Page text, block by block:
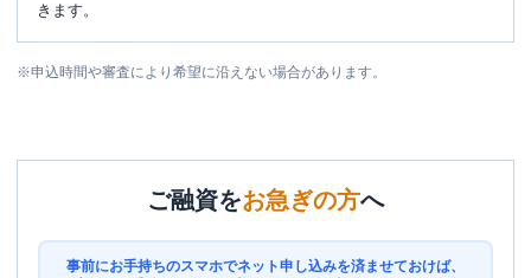
きます。
※申込時間や審査により希望に沿えない場合があります。
ご融資をお急ぎの方へ
事前にお手持ちのスマホでネット申し込みを済ませておけば、